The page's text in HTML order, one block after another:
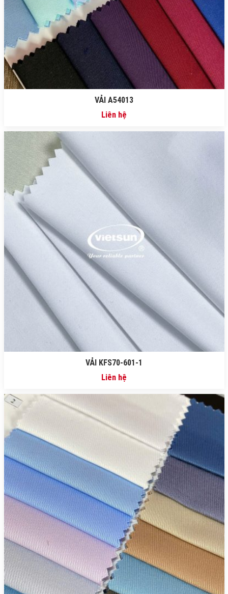
VẢI A54013
Liên hệ
VẢI KFS70-601-1
Liên hệ